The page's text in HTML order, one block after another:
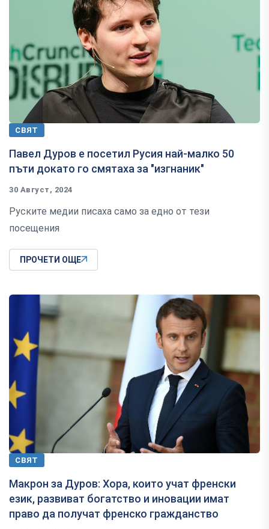
СВЯТ
Павел Дуров е посетил Русия най-малко 50
пъти докато го смятаха за "изгнаник"
30 Август, 2024
Руските медии писаха само за едно от тези
посещения
ПРОЧЕТИ ОЩЕ
СВЯТ
Макрон за Дуров: Хора, които учат френски
език, развиват богатство и иновации имат
право да получат френско гражданство